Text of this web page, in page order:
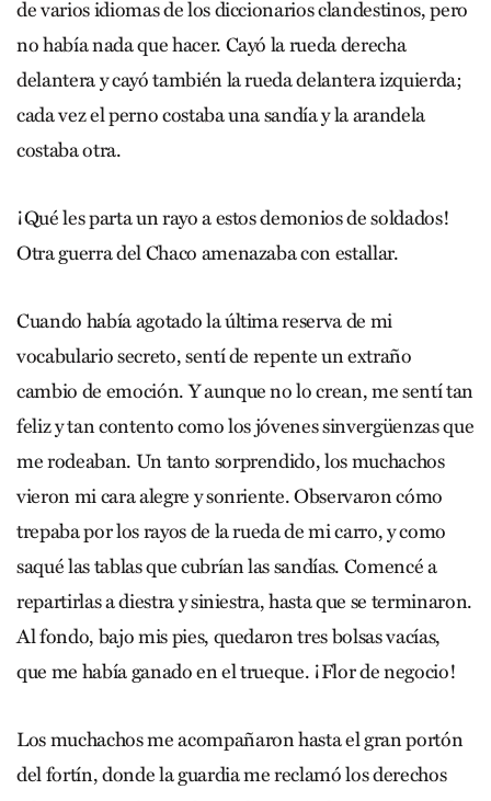
de varios idiomas de los diccionarios clandestinos, pero
no había nada que hacer. Cayó la rueda derecha
delantera y cayó también la rueda delantera izquierda;
cada vez el perno costaba una sandía y la arandela
costaba otra.
¡Qué les parta un rayo a estos demonios de soldados!
Otra guerra del Chaco amenazaba con estallar.
Cuando había agotado la última reserva de mi
vocabulario secreto, sentí de repente un extraño
cambio de emoción. Y aunque no lo crean, me sentí tan
feliz y tan contento como los jóvenes sinvergüenzas que
me rodeaban. Un tanto sorprendido, los muchachos
vieron mi cara alegre y sonriente. Observaron cómo
trepaba por los rayos de la rueda de mi carro, y como
saqué las tablas que cubrían las sandías. Comencé a
repartirlas a diestra y siniestra, hasta que se terminaron.
Al fondo, bajo mis pies, quedaron tres bolsas vacías,
que me había ganado en el trueque. ¡Flor de negocio!
Los muchachos me acompañaron hasta el gran portón
del fortín, donde la guardia me reclamó los derechos